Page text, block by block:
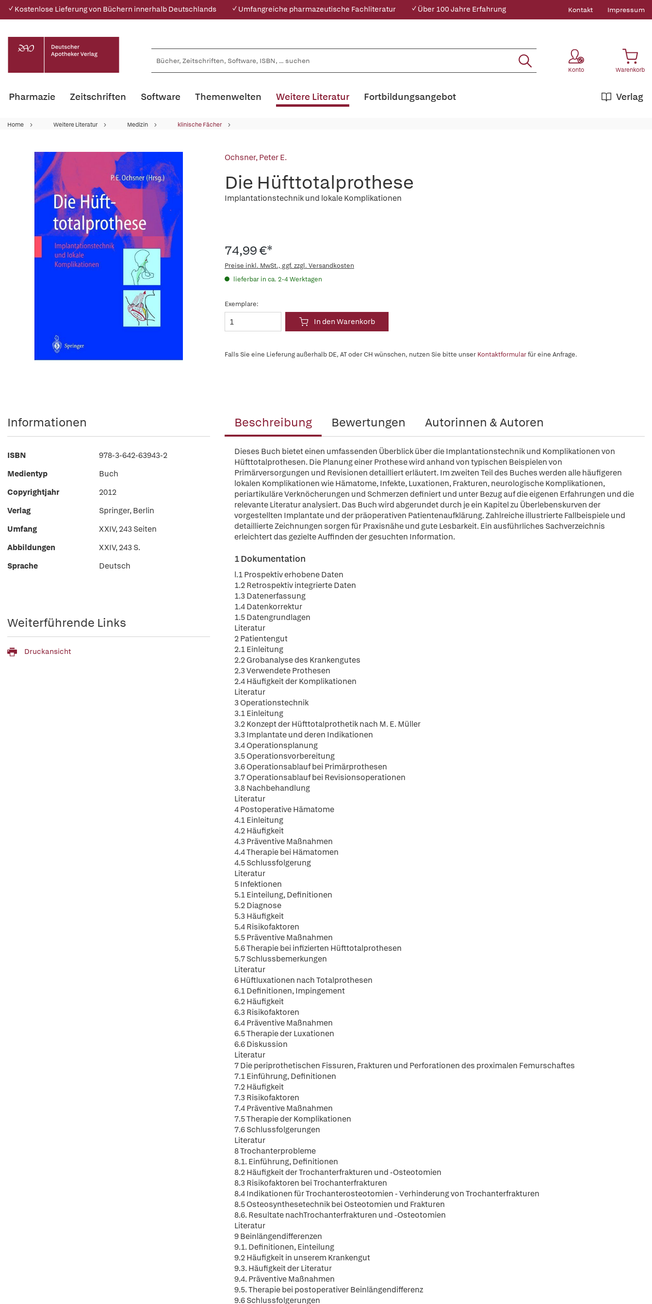
✓ Kostenlose Lieferung von Büchern innerhalb Deutschlands ✓ Umfangreiche pharmazeutische Fachliteratur ✓ Über 100 Jahre Erfahrung Kontakt Impressum
Konto Warenkorb
Pharmazie Zeitschriften Software Themenwelten Weitere Literatur Verlag
Fortbildungsangebot
Home Weitere Literatur Medizin klinische Fächer
Ochsner, Peter E.
Die Hüfttotalprothese
Implantationstechnik und lokale Komplikationen
74,99 €*
Preise inkl. MwSt., ggf. zzgl. Versandkosten
lieferbar in ca. 2-4 Werktagen
Exemplare:
In den Warenkorb
Falls Sie eine Lieferung außerhalb DE, AT oder CH wünschen, nutzen Sie bitte unser Kontaktformularfür eine Anfrage.
Beschreibung Bewertungen Autorinnen & Autoren
Dieses Buch bietet einen umfassenden Überblick über die Implantationstechnik und Komplikationen von
Hüfttotalprothesen. Die Planung einer Prothese wird anhand von typischen Beispielen von
Primärversorgungen und Revisionen detailliert erläutert. Im zweiten Teil des Buches werden alle häufigeren
lokalen Komplikationen wie Hämatome, Infekte, Luxationen, Frakturen, neurologische Komplikationen,
periartikuläre Verknöcherungen und Schmerzen definiert und unter Bezug auf die eigenen Erfahrungen und die
relevante Literatur analysiert. Das Buch wird abgerundet durch je ein Kapitel zu Überlebenskurven der
vorgestellten Implantate und der präoperativen Patientenaufklärung. Zahlreiche illustrierte Fallbeispiele und
detaillierte Zeichnungen sorgen für Praxisnähe und gute Lesbarkeit. Ein ausführliches Sachverzeichnis
erleichtert das gezielte Auffinden der gesuchten Information.
1 Dokumentation
l.1 Prospektiv erhobene Daten
1.2 Retrospektiv integrierte Daten
1.3 Datenerfassung
1.4 Datenkorrektur
1.5 Datengrundlagen
Literatur
2 Patientengut
2.1 Einleitung
2.2 Grobanalyse des Krankengutes
2.3 Verwendete Prothesen
2.4 Häufigkeit der Komplikationen
Literatur
3 Operationstechnik
3.1 Einleitung
3.2 Konzept der Hüfttotalprothetik nach M. E. Müller
3.3 Implantate und deren Indikationen
3.4 Operationsplanung
3.5 Operationsvorbereitung
3.6 Operationsablauf bei Primärprothesen
3.7 Operationsablauf bei Revisionsoperationen
3.8 Nachbehandlung
Literatur
4 Postoperative Hämatome
4.1 Einleitung
4.2 Häufigkeit
4.3 Präventive Maßnahmen
4.4 Therapie bei Hämatomen
4.5 Schlussfolgerung
Literatur
5 Infektionen
5.1 Einteilung, Definitionen
5.2 Diagnose
5.3 Häufigkeit
5.4 Risikofaktoren
5.5 Präventive Maßnahmen
5.6 Therapie bei infizierten Hüfttotalprothesen
5.7 Schlussbemerkungen
Literatur
6 Hüftluxationen nach Totalprothesen
6.1 Definitionen, Impingement
6.2 Häufigkeit
6.3 Risikofaktoren
6.4 Präventive Maßnahmen
6.5 Therapie der Luxationen
6.6 Diskussion
Literatur
7 Die periprothetischen Fissuren, Frakturen und Perforationen des proximalen Femurschaftes
7.1 Einführung, Definitionen
7.2 Häufigkeit
7.3 Risikofaktoren
7.4 Präventive Maßnahmen
7.5 Therapie der Komplikationen
7.6 Schlussfolgerungen
Literatur
8 Trochanterprobleme
8.1. Einführung, Definitionen
8.2 Häufigkeit der Trochanterfrakturen und -Osteotomien
8.3 Risikofaktoren bei Trochanterfrakturen
8.4 Indikationen für Trochanterosteotomien - Verhinderung von Trochanterfrakturen
8.5 Osteosynthesetechnik bei Osteotomien und Frakturen
8.6. Resultate nachTrochanterfrakturen und -Osteotomien
Literatur
9 Beinlängendifferenzen
9.1. Definitionen, Einteilung
9.2 Häufigkeit in unserem Krankengut
9.3. Häufigkeit der Literatur
9.4. Präventive Maßnahmen
9.5. Therapie bei postoperativer Beinlängendifferenz
9.6 Schlussfolgerungen
Informationen
ISBN
978-3-642-63943-2
Medientyp
Buch
Copyrightjahr
2012
Verlag
Springer, Berlin
Umfang
XXIV, 243 Seiten
Abbildungen
XXIV, 243 S.
Sprache
Deutsch
Weiterführende Links
Druckansicht